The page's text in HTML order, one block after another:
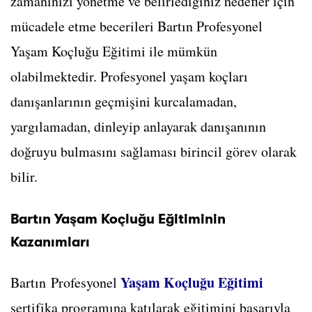
mücadele etme becerileri Bartın Profesyonel
Yaşam Koçluğu Eğitimi ile mümkün
olabilmektedir. Profesyonel yaşam koçları
danışanlarının geçmişini kurcalamadan,
yargılamadan, dinleyip anlayarak danışanının
doğruyu bulmasını sağlaması birincil görev olarak
bilir.
Bartın Yaşam Koçluğu Eğitiminin
Kazanımları
Bartın Profesyonel Yaşam Koçluğu Eğitimi
sertifika programına katılarak eğitimini başarıyla